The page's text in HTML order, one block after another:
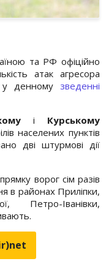
та РФ офіційно
атак агресора
денному зведенні
і Курському
населених пунктів
дві штурмові дії
ворог сім разів
в районах Приліпки,
Петро-Іванівки,